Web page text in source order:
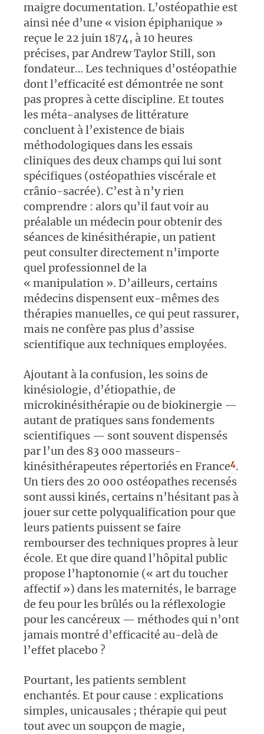
maigre documentation. L’ostéopathie est
ainsi née d’une « vision épiphanique »
reçue le 22 juin 1874, à 10 heures
précises, par Andrew Taylor Still, son
fondateur… Les techniques d’ostéopathie
dont l’efficacité est démontrée ne sont
pas propres à cette discipline. Et toutes
les méta-analyses de littérature
concluent à l’existence de biais
méthodologiques dans les essais
cliniques des deux champs qui lui sont
spécifiques (ostéopathies viscérale et
crânio-sacrée). C’est à n’y rien
comprendre : alors qu’il faut voir au
préalable un médecin pour obtenir des
séances de kinésithérapie, un patient
peut consulter directement n’importe
quel professionnel de la
« manipulation ». D’ailleurs, certains
médecins dispensent eux-mêmes des
thérapies manuelles, ce qui peut rassurer,
mais ne confère pas plus d’assise
scientifique aux techniques employées.
Ajoutant à la confusion, les soins de
kinésiologie, d’étiopathie, de
microkinésithérapie ou de biokinergie —
autant de pratiques sans fondements
scientifiques — sont souvent dispensés
par l’un des 83 000 masseurs-
kinésithérapeutes répertoriés en France4.
Un tiers des 20 000 ostéopathes recensés
sont aussi kinés, certains n’hésitant pas à
jouer sur cette polyqualification pour que
leurs patients puissent se faire
rembourser des techniques propres à leur
école. Et que dire quand l’hôpital public
propose l’haptonomie (« art du toucher
affectif ») dans les maternités, le barrage
de feu pour les brûlés ou la réflexologie
pour les cancéreux — méthodes qui n’ont
jamais montré d’efficacité au-delà de
l’effet placebo ?
Pourtant, les patients semblent
enchantés. Et pour cause : explications
simples, unicausales ; thérapie qui peut
tout avec un soupçon de magie,